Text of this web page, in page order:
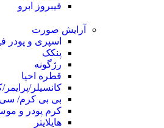
فیبروز ابرو
آرایش صورت
اسپری و پودر
پنکک
رژگونه
قطره احیا
کانسیلر/پرایمر/
بی بی کرم/
کرم پودر و
هایلایتر